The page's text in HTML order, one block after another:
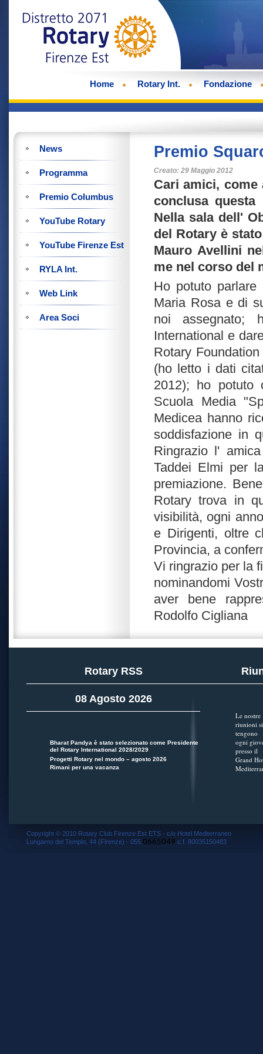
Home Rotary Int. Fondazione
News
Programma
Premio Columbus
YouTube Rotary
YouTube Firenze Est
RYLA Int.
Web Link
Area Soci
Premio
Creato: 29 Maggio 2012
Cari amici, come
conclusa
Nella sala dell'
del Rotary è
Mauro Avellini
me nel corso del
Ho potuto
Maria Rosa e di
noi assegnato;
International e
Rotary
(ho letto i dati
2012); ho potuto
Scuola Media
Medicea hanno
soddisfazione in
Ringrazio l'
Taddei Elmi per
premiazione.
Rotary trova in
visibilità, ogni
e Dirigenti, oltre
Provincia, a
Vi ringrazio per la
nominandomi
aver bene
Rodolfo Cigliana
Rotary RSS
08 Agosto 2026
Bharat Pandya è stato selezionato come Presidente
del Rotary International 2028/2029
Progetti Rotary nel mondo – agosto 2026
Rimani per una vacanza
Le nostre
riunioni si
tengono
ogni
presso il
Grand
Copyright © 2010 Rotary Club Firenze Est ETS - c/o Hotel Mediterraneo
Lungarno del Tempio, 44 (Firenze) - 055. 0665049 c.f. 80035150483